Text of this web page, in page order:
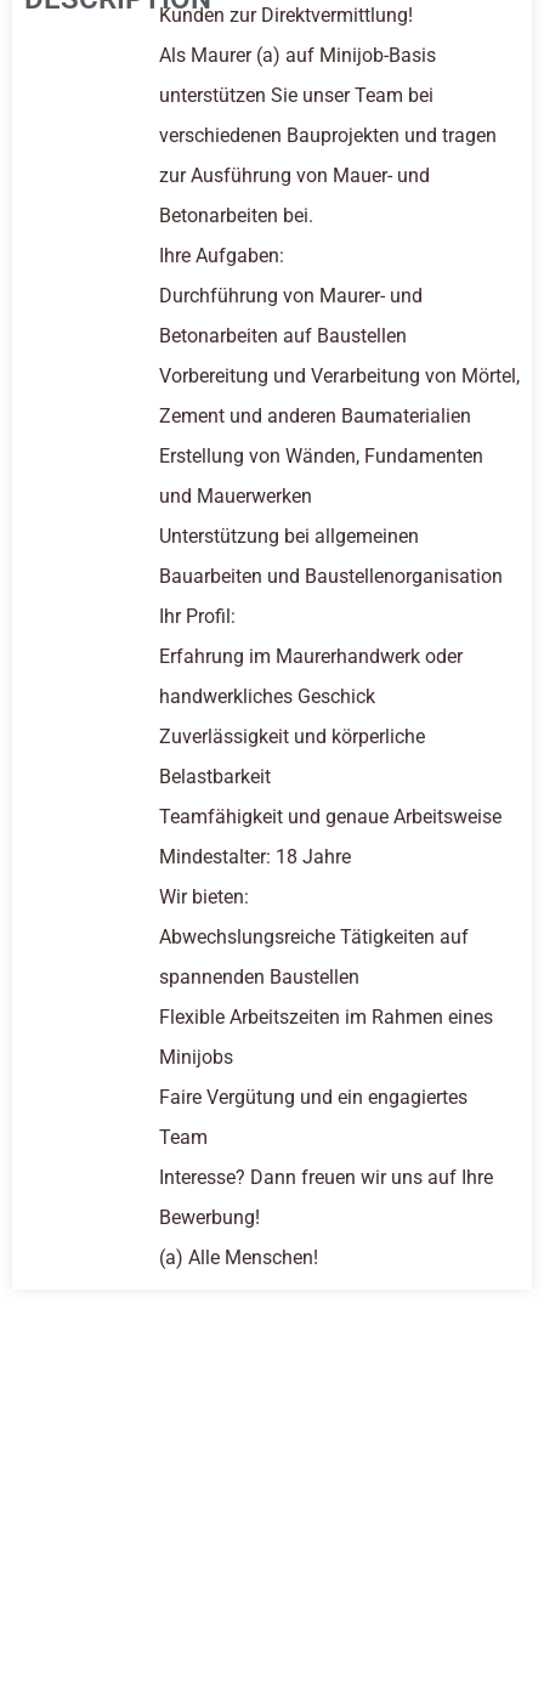
Kunden zur Direktvermittlung!
Als Maurer (a) auf Minijob-Basis
unterstützen Sie unser Team bei
verschiedenen Bauprojekten und tragen
zur Ausführung von Mauer- und
Betonarbeiten bei.
Ihre Aufgaben:
Durchführung von Maurer- und
Betonarbeiten auf Baustellen
Vorbereitung und Verarbeitung von Mörtel,
Zement und anderen Baumaterialien
Erstellung von Wänden, Fundamenten
und Mauerwerken
Unterstützung bei allgemeinen
Bauarbeiten und Baustellenorganisation
Ihr Profil:
Erfahrung im Maurerhandwerk oder
handwerkliches Geschick
Zuverlässigkeit und körperliche
Belastbarkeit
Teamfähigkeit und genaue Arbeitsweise
Mindestalter: 18 Jahre
Wir bieten:
Abwechslungsreiche Tätigkeiten auf
spannenden Baustellen
Flexible Arbeitszeiten im Rahmen eines
Minijobs
Faire Vergütung und ein engagiertes
Team
Interesse? Dann freuen wir uns auf Ihre
Bewerbung!
(a) Alle Menschen!